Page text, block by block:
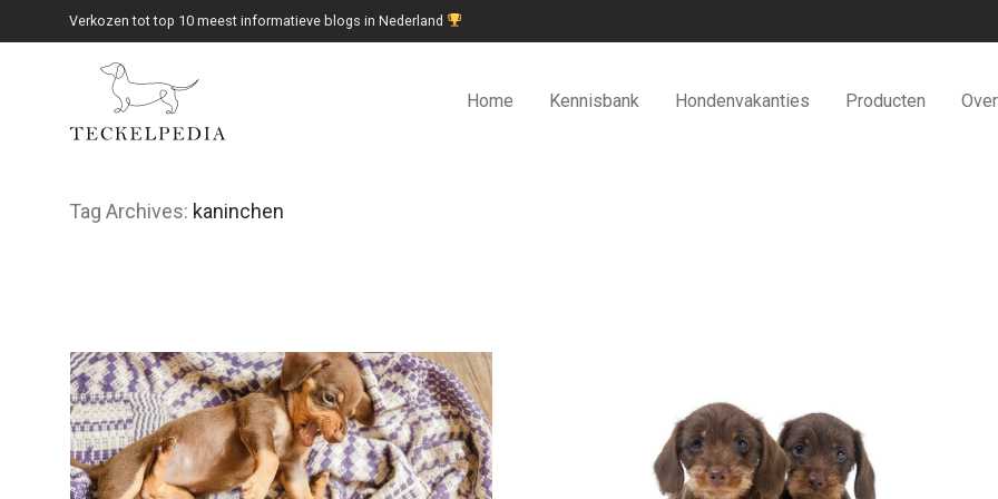
Verkozen tot top 10 meest informatieve blogs in Nederland
Home Kennisbank Hondenvakanties Producten
Tag Archives: kaninchen